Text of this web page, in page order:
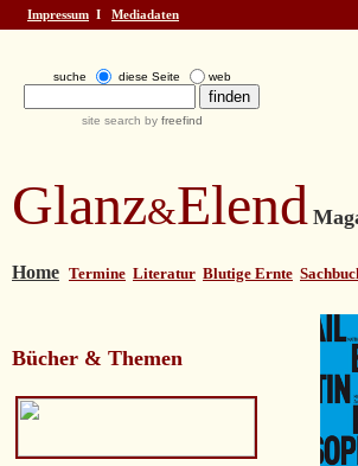
Impressum І Mediadaten
suche diese Seite web
site search by freefind
Glanz&Elend
Home Termine Literatur Blutige Ernte
Bücher & Themen